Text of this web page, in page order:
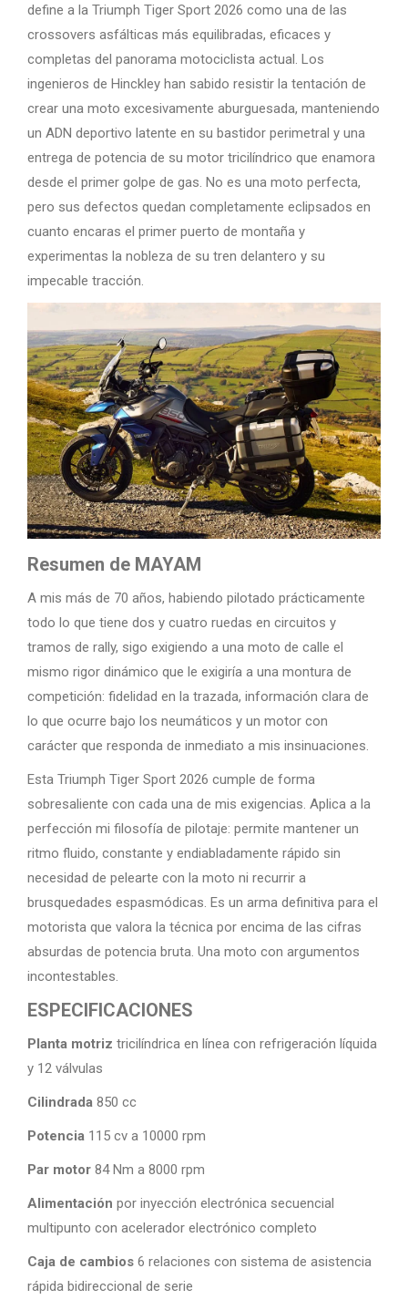
define a la Triumph Tiger Sport 2026 como una de las
crossovers asfálticas más equilibradas, eficaces y
completas del panorama motociclista actual. Los
ingenieros de Hinckley han sabido resistir la tentación de
crear una moto excesivamente aburguesada, manteniendo
un ADN deportivo latente en su bastidor perimetral y una
entrega de potencia de su motor tricilíndrico que enamora
desde el primer golpe de gas. No es una moto perfecta,
pero sus defectos quedan completamente eclipsados en
cuanto encaras el primer puerto de montaña y
experimentas la nobleza de su tren delantero y su
impecable tracción.
Resumen de MAYAM
A mis más de 70 años, habiendo pilotado prácticamente
todo lo que tiene dos y cuatro ruedas en circuitos y
tramos de rally, sigo exigiendo a una moto de calle el
mismo rigor dinámico que le exigiría a una montura de
competición: fidelidad en la trazada, información clara de
lo que ocurre bajo los neumáticos y un motor con
carácter que responda de inmediato a mis insinuaciones.
Esta Triumph Tiger Sport 2026 cumple de forma
sobresaliente con cada una de mis exigencias. Aplica a la
perfección mi filosofía de pilotaje: permite mantener un
ritmo fluido, constante y endiabladamente rápido sin
necesidad de pelearte con la moto ni recurrir a
brusquedades espasmódicas. Es un arma definitiva para el
motorista que valora la técnica por encima de las cifras
absurdas de potencia bruta. Una moto con argumentos
incontestables.
ESPECIFICACIONES
Planta motriz tricilíndrica en línea con refrigeración líquida
y 12 válvulas
Cilindrada 850 cc
Potencia 115 cv a 10000 rpm
Par motor 84 Nm a 8000 rpm
Alimentación por inyección electrónica secuencial
multipunto con acelerador electrónico completo
Caja de cambios 6 relaciones con sistema de asistencia
rápida bidireccional de serie